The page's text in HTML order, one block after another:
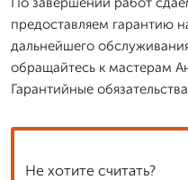
предоставляем гарантию
дальнейшего
обращайтесь к мастерам
Гарантийные
Не хотите считать?